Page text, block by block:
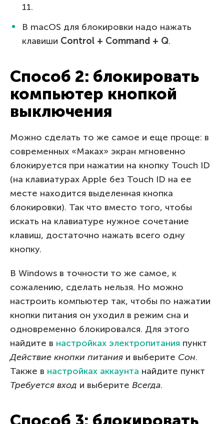
11.
В macOS для блокировки надо нажать
клавиши Control + Command + Q.
Способ 2: блокировать
компьютер кнопкой
выключения
Можно сделать то же самое и еще проще: в
современных «Маках» экран мгновенно
блокируется при нажатии на кнопку Touch ID
(на клавиатурах Apple без Touch ID на ее
месте находится выделенная кнопка
блокировки). Так что вместо того, чтобы
искать на клавиатуре нужное сочетание
клавиш, достаточно нажать всего одну
кнопку.
В Windows в точности то же самое, к
сожалению, сделать нельзя. Но можно
настроить компьютер так, чтобы по нажатии
кнопки питания он уходил в режим сна и
одновременно блокировался. Для этого
найдите в настройках электропитания пункт
Действие кнопки питания и выберите Сон.
Также в настройках аккаунта найдите пункт
Требуется вход и выберите Всегда.